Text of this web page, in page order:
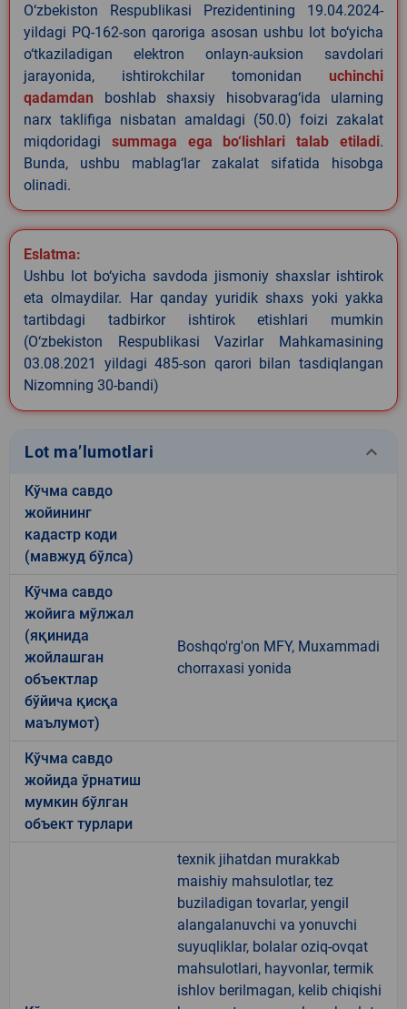
O‘zbekiston Respublikasi Prezidentining 19.04.2024-
yildagi PQ-162-son qaroriga asosan ushbu lot bo‘yicha
o‘tkaziladigan elektron onlayn-auksion savdolari
jarayonida, ishtirokchilar tomonidan uchinchi
qadamdan boshlab shaxsiy hisobvarag‘ida ularning
narx taklifiga nisbatan amaldagi (50.0) foizi zakalat
miqdoridagi summaga ega bo‘lishlari talab etiladi.
Bunda, ushbu mablag‘lar zakalat sifatida hisobga
olinadi.
Eslatma:
Ushbu lot bo‘yicha savdoda jismoniy shaxslar ishtirok
eta olmaydilar. Har qanday yuridik shaxs yoki yakka
tartibdagi tadbirkor ishtirok etishlari mumkin
(O‘zbekiston Respublikasi Vazirlar Mahkamasining
03.08.2021 yildagi 485-son qarori bilan tasdiqlangan
Nizomning 30-bandi)
Lot ma’lumotlari keyboard_arrow_down
Кўчма савдо
жойининг
кадастр коди
(мавжуд бўлса)
Кўчма савдо
жойига мўлжал
(яқинида
жойлашган
объектлар
бўйича қисқа
маълумот)
Boshqo'rg'on MFY, Muxammadi
chorraxasi yonida
Кўчма савдо
жойида ўрнатиш
мумкин бўлган
объект турлари
texnik jihatdan murakkab
maishiy mahsulotlar, tez
buziladigan tovarlar, yengil
alangalanuvchi va yonuvchi
suyuqliklar, bolalar oziq-ovqat
mahsulotlari, hayvonlar, termik
ishlov berilmagan, kelib chiqishi